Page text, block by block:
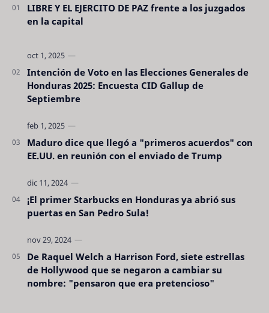
LIBRE Y EL EJERCITO DE PAZ frente a los juzgados
en la capital
Intención de Voto en las Elecciones Generales de
Honduras 2025: Encuesta CID Gallup de
Septiembre
Maduro dice que llegó a "primeros acuerdos" con
EE.UU. en reunión con el enviado de Trump
¡El primer Starbucks en Honduras ya abrió sus
puertas en San Pedro Sula!
De Raquel Welch a Harrison Ford, siete estrellas
de Hollywood que se negaron a cambiar su
nombre: "pensaron que era pretencioso"